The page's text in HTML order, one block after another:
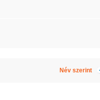
Név szerint